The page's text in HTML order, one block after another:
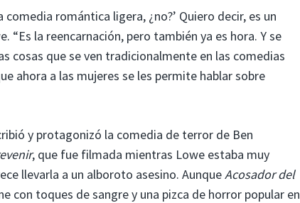
romántica ligera, ¿no?’ Quiero decir, es un
la reencarnación, pero también ya es hora. Y se
cosas que se ven tradicionalmente en las comedias
ahora a las mujeres se les permite hablar sobre
y protagonizó la comedia de terror de Ben
, que fue filmada mientras Lowe estaba muy
llevarla a un alboroto asesino. AunqueAcosador del
toques de sangre y una pizca de horror popular en